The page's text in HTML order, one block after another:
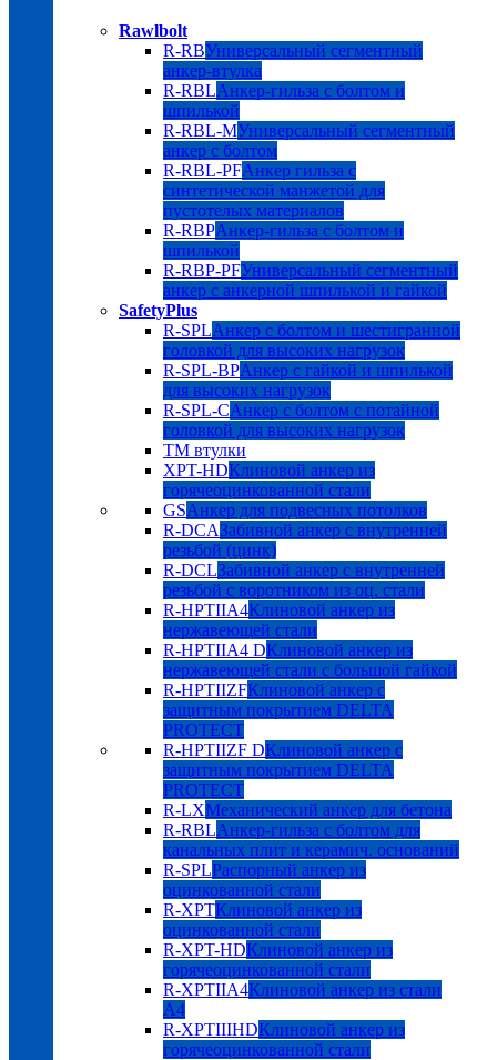
Rawlbolt
R-RBУниверсальный сегментный
анкер-втулка
R-RBLАнкер-гильза с болтом и
шпилькой
R-RBL-MУниверсальный сегментный
анкер с болтом
R-RBL-PFАнкер гильза с
синтетической манжетой для
пустотелых материалов
R-RBPАнкер-гильза с болтом и
шпилькой
R-RBP-PFУниверсальный сегментный
анкер с анкерной шпилькой и гайкой
SafetyPlus
R-SPLАнкер с болтом и шестигранной
головкой для высоких нагрузок
R-SPL-BPАнкер с гайкой и шпилькой
для высоких нагрузок
R-SPL-CАнкер с болтом с потайной
головкой для высоких нагрузок
TM втулки
XPT-HDКлиновой анкер из
горячеоцинкованной стали
GSАнкер для подвесных потолков
R-DCAЗабивной анкер с внутренней
резьбой (цинк)
R-DCLЗабивной анкер с внутренней
резьбой с воротником из оц. стали
R-HPTIIA4Клиновой анкер из
нержавеющей стали
R-HPTIIA4 DКлиновой анкер из
нержавеющей стали с большой гайкой
R-HPTIIZFКлиновой анкер с
защитным покрытием DELTA
PROTECT
R-HPTIIZF DКлиновой анкер с
защитным покрытием DELTA
PROTECT
R-LXМеханический анкер для бетона
R-RBLАнкер-гильза с болтом для
канальных плит и керамич. оснований
R-SPLРаспорный анкер из
оцинкованной стали
R-XPTКлиновой анкер из
оцинкованной стали
R-XPT-HDКлиновой анкер из
горячеоцинкованной стали
R-XPTIIA4Клиновой анкер из стали
А4
R-XPTIIIHDКлиновой анкер из
горячеоцинкованной стали